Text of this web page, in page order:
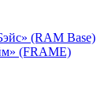
(RAM Base)
(FRAME)